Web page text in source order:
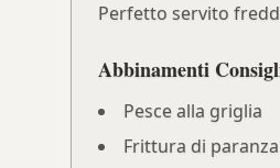
Perfetto servito
Abbinamenti
Pesce alla griglia
Frittura di paranza